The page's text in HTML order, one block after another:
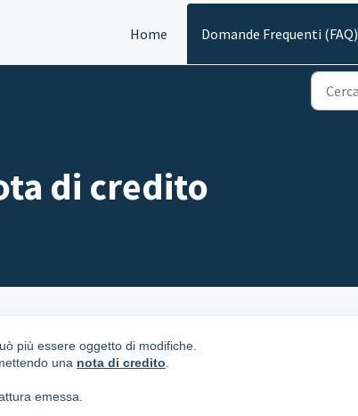
Home Domande Frequenti (FAQ)
di credito
più essere oggetto di modifiche.
una nota di credito
emessa.